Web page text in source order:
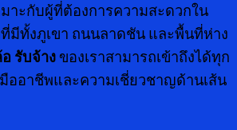
มาะกับผู้ที่ต้องการความสะดวกใน
มีทั้งภูเขา ถนนลาดชัน และพื้นที่ห่าง
รับจ้างของเราสามารถเข้าถึงได้ทุก
ออาชีพและความเชี่ยวชาญด้านเส้น